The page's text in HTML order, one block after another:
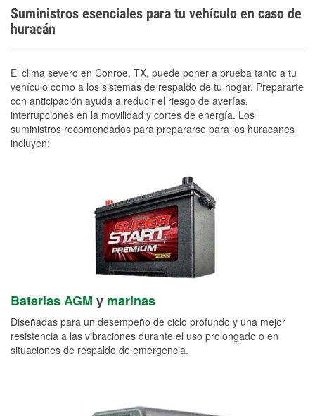
Suministros esenciales para tu vehículo en caso de
huracán
El clima severo en Conroe, TX, puede poner a prueba tanto a tu
vehículo como a los sistemas de respaldo de tu hogar. Prepararte
con anticipación ayuda a reducir el riesgo de averías,
interrupciones en la movilidad y cortes de energía. Los
suministros recomendados para prepararse para los huracanes
incluyen:
Baterías AGM y marinas
Diseñadas para un desempeño de ciclo profundo y una mejor
resistencia a las vibraciones durante el uso prolongado o en
situaciones de respaldo de emergencia.